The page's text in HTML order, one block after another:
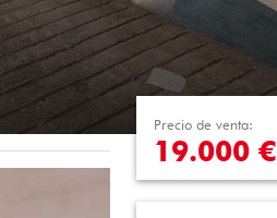
Precio de venta:
19.000 €